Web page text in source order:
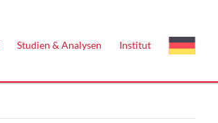
Studien & Analysen Institut